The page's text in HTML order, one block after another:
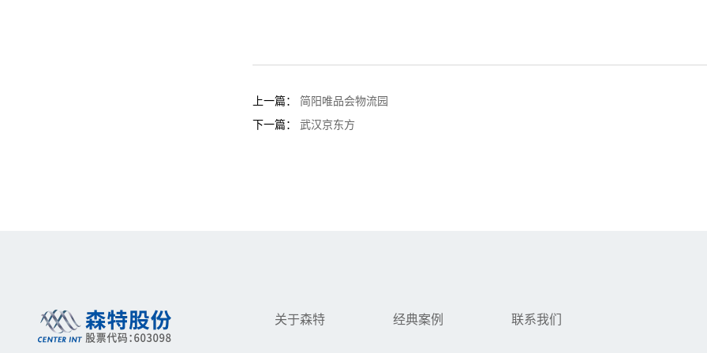
上一篇： 简阳唯品会物流园
下一篇： 武汉京东方
关于森特 经典案例 联系我们